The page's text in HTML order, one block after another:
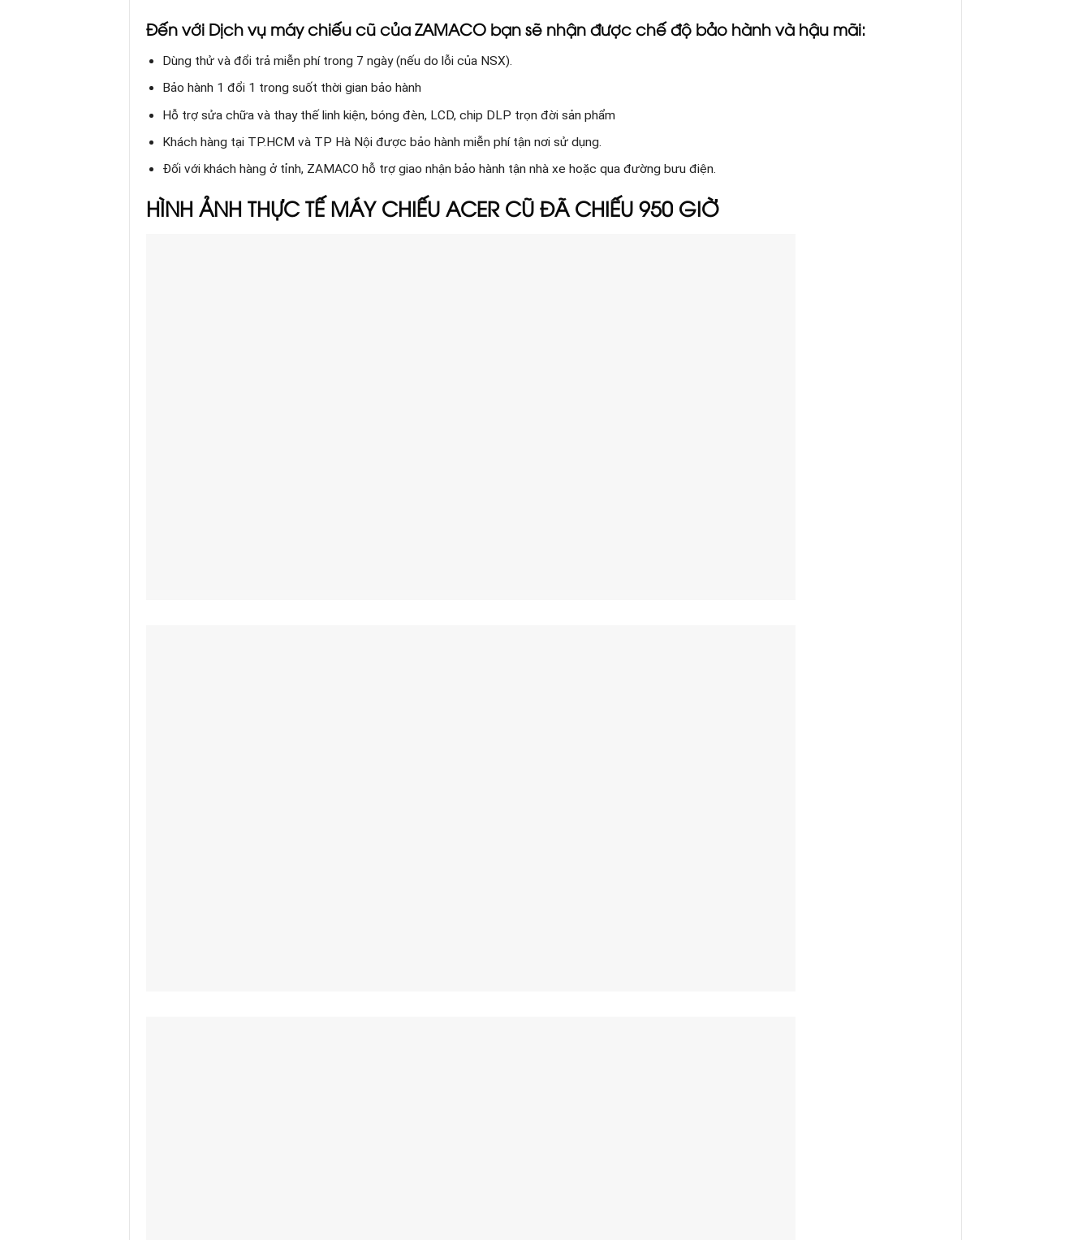
Đến với Dịch vụ máy chiếu cũ của ZAMACO bạn sẽ nhận được chế độ bảo hành và hậu mãi:
Dùng thử và đổi trả miễn phí trong 7 ngày (nếu do lỗi của NSX).
Bảo hành 1 đổi 1 trong suốt thời gian bảo hành
Hỗ trợ sửa chữa và thay thế linh kiện, bóng đèn, LCD, chip DLP trọn đời sản phẩm
Khách hàng tại TP.HCM và TP Hà Nội được bảo hành miễn phí tận nơi sử dụng.
Đối với khách hàng ở tỉnh, ZAMACO hỗ trợ giao nhận bảo hành tận nhà xe hoặc qua đường bưu điện.
HÌNH ẢNH THỰC TẾ MÁY CHIẾU ACER CŨ ĐÃ CHIẾU 950 GIỜ